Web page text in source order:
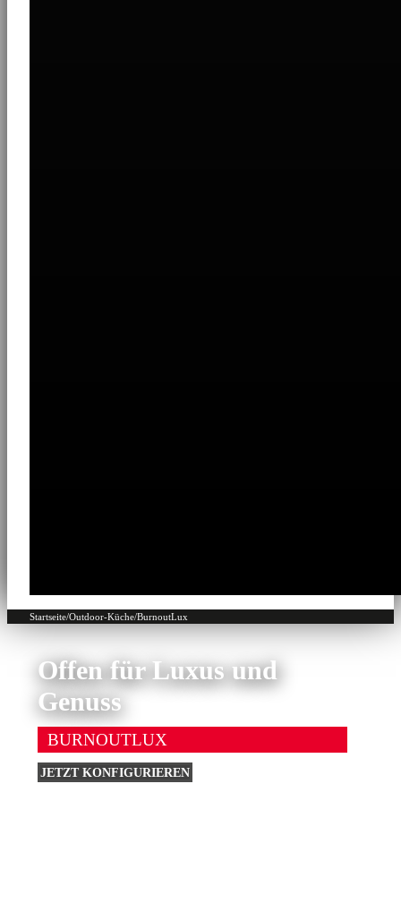
Startseite/Outdoor-Küche/BurnoutLux
Offen für Luxus und
Genuss
BURNOUTLUX
JETZT KONFIGURIEREN